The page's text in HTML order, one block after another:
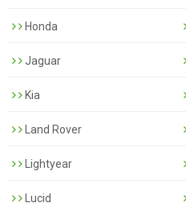
Honda
Jaguar
Kia
Land Rover
Lightyear
Lucid